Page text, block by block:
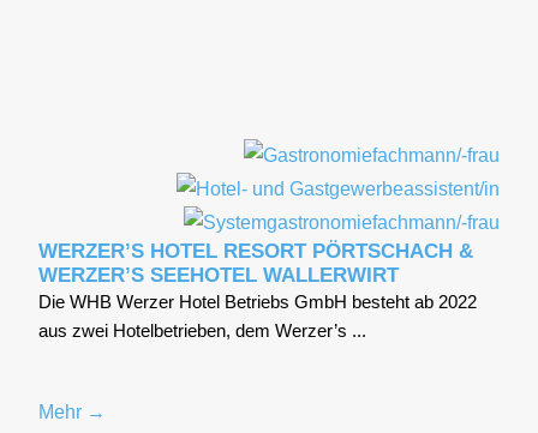
WERZER’S HOTEL RESORT PÖRTSCHACH &
WERZER’S SEEHOTEL WALLERWIRT
Die WHB Wer­zer Hotel Betriebs GmbH besteht ab 2022
aus zwei Hotel­be­trie­ben, dem Werzer’s ...
Mehr →